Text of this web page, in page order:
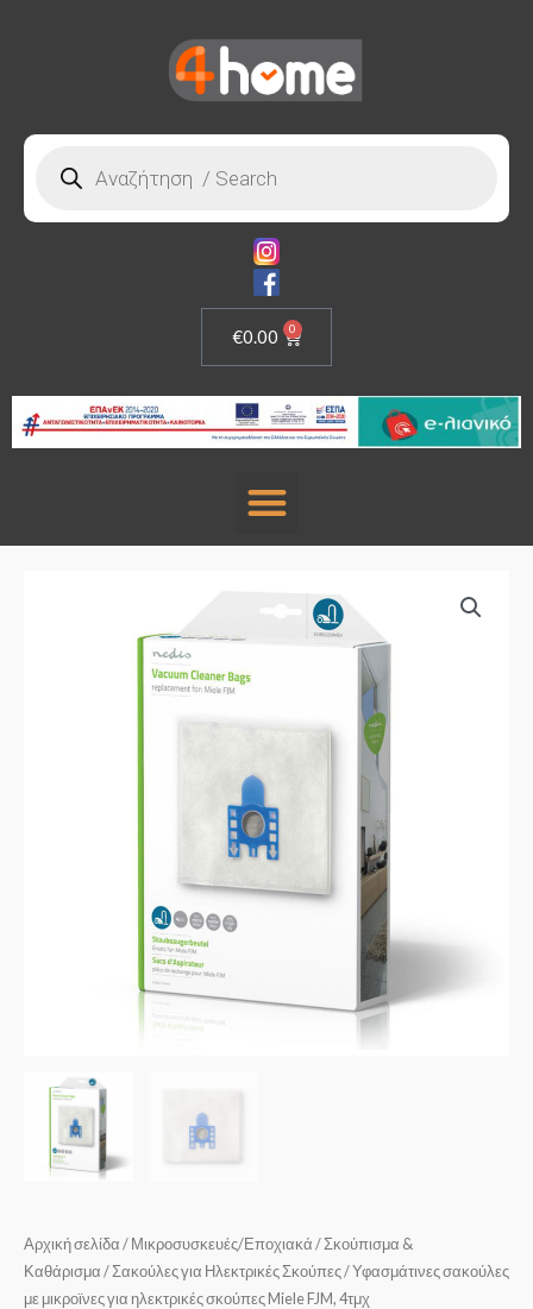
€0.00 0
Αρχική σελίδα / Μικροσυσκευές/Εποχιακά /Σκούπισμα &
Καθάρισμα /Σακούλες για Ηλεκτρικές Σκούπες/ Υφασμάτινες σακούλες
με μικροϊνες για ηλεκτρικές σκούπες Miele FJM, 4τμχ